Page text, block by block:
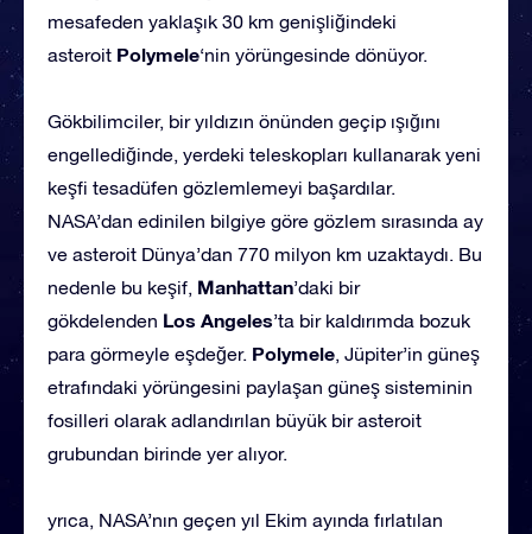
mesafeden yaklaşık 30 km genişliğindeki
asteroit Polymele‘nin yörüngesinde dönüyor.
Gökbilimciler, bir yıldızın önünden geçip ışığını
engellediğinde, yerdeki teleskopları kullanarak yeni
keşfi tesadüfen gözlemlemeyi başardılar.
NASA’dan edinilen bilgiye göre gözlem sırasında ay
ve asteroit Dünya’dan 770 milyon km uzaktaydı. Bu
nedenle bu keşif, Manhattan’daki bir
gökdelenden Los Angeles’ta bir kaldırımda bozuk
para görmeyle eşdeğer. Polymele, Jüpiter’in güneş
etrafındaki yörüngesini paylaşan güneş sisteminin
fosilleri olarak adlandırılan büyük bir asteroit
grubundan birinde yer alıyor.
yrıca, NASA’nın geçen yıl Ekim ayında fırlatılan